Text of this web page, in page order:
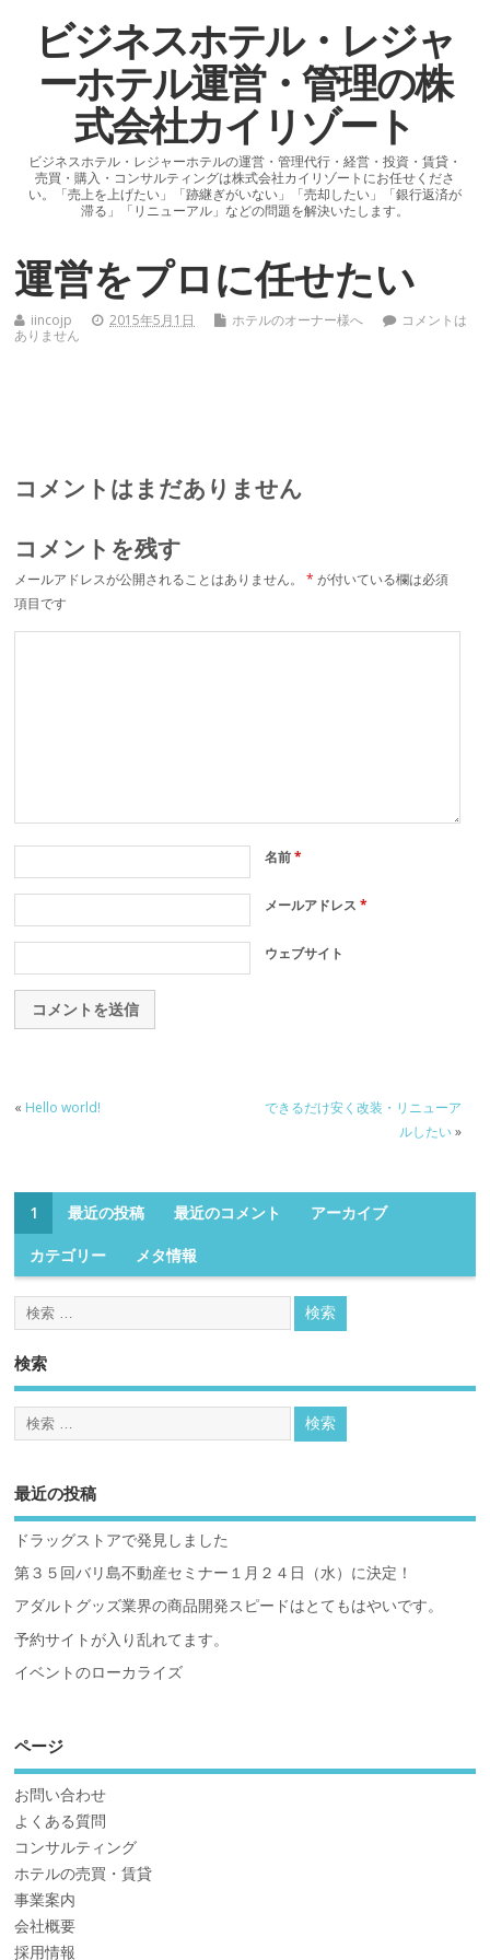
ビジネスホテル・レジャ
ーホテル運営・管理の株
式会社カイリゾート
ビジネスホテル・レジャーホテルの運営・管理代行・経営・投資・賃貸・
売買・購入・コンサルティングは株式会社カイリゾートにお任せくださ
い。「売上を上げたい」「跡継ぎがいない」「売却したい」「銀行返済が
滞る」「リニューアル」などの問題を解決いたします。
運営をプロに任せたい
iincojp 2015年5月1日 ホテルのオーナー様へ
コメントは
ありません
コメントはまだありません
コメントを残す
メールアドレスが公開されることはありません。 * が付いている欄は必須
項目です
名前*
メールアドレス*
ウェブサイト
« Hello world!
できるだけ安く改装・リニューア
ルしたい»
1 最近の投稿 最近のコメント アーカイブ
カテゴリー メタ情報
検索
最近の投稿
ドラッグストアで発見しました
第３５回バリ島不動産セミナー１月２４日（水）に決定！
アダルトグッズ業界の商品開発スピードはとてもはやいです。
予約サイトが入り乱れてます。
イベントのローカライズ
ページ
お問い合わせ
よくある質問
コンサルティング
ホテルの売買・賃貸
事業案内
会社概要
採用情報